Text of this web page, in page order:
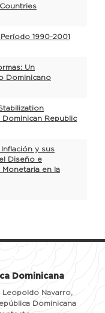
1990-2001
Un
Dominicano
Republic
y sus
Diseño e
Monetaria en la
Dominicana
Leopoldo Navarro,
Dominicana